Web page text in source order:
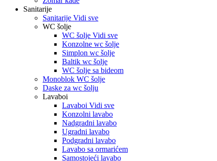
Sanitarije
Sanitarije Vidi sve
WC šolje
WC šolje Vidi sve
Konzolne wc šolje
Simplon wc šolje
Baltik wc šolje
WC šolje sa bideom
Monoblok WC šolje
Daske za wc šolju
Lavaboi
Lavaboi Vidi sve
Konzolni lavabo
Nadgradni lavabo
Ugradni lavabo
Podgradni lavabo
Lavabo sa ormarićem
Samostojeći lavabo